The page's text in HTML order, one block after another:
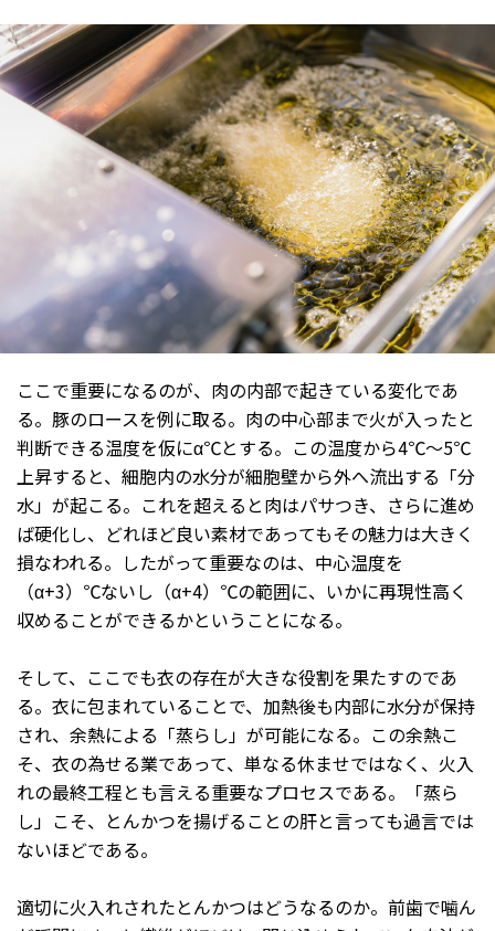
ここで重要になるのが、肉の内部で起きている変化であ
る。豚のロースを例に取る。肉の中心部まで火が入ったと
判断できる温度を仮にα℃とする。この温度から4℃〜5℃
上昇すると、細胞内の水分が細胞壁から外へ流出する「分
水」が起こる。これを超えると肉はパサつき、さらに進め
ば硬化し、どれほど良い素材であってもその魅力は大きく
損なわれる。したがって重要なのは、中心温度を
（α+3）℃ないし（α+4）℃の範囲に、いかに再現性高く
収めることができるかということになる。
そして、ここでも衣の存在が大きな役割を果たすのであ
る。衣に包まれていることで、加熱後も内部に水分が保持
され、余熱による「蒸らし」が可能になる。この余熱こ
そ、衣の為せる業であって、単なる休ませではなく、火入
れの最終工程とも言える重要なプロセスである。「蒸ら
し」こそ、とんかつを揚げることの肝と言っても過言では
ないほどである。
適切に火入れされたとんかつはどうなるのか。前歯で噛ん